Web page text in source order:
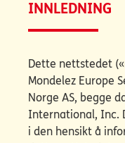
INNLEDNING
Dette nettstedet
Mondelez Europe
Norge AS, begge
International, Inc.
i den hensikt å